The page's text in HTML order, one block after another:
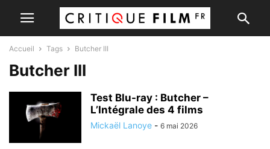
Accueil Tags Butcher III
Butcher III
Test Blu-ray : Butcher –
L’Intégrale des 4 films
Mickaël Lanoye - 6 mai 2026